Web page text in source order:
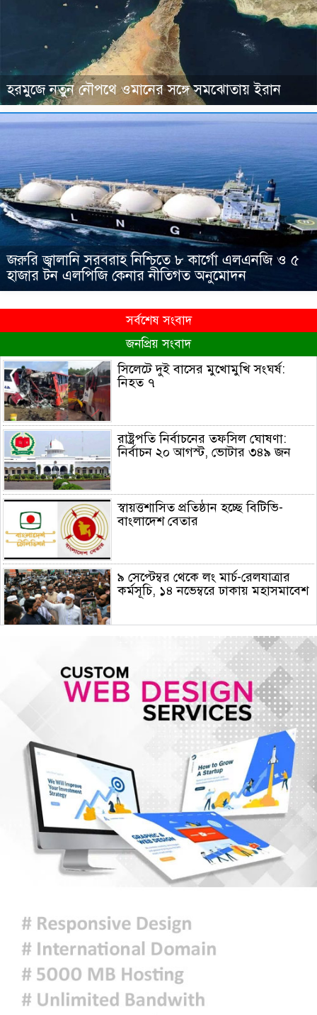
হরমুজে নতুন নৌপথে ওমানের সঙ্গে সমঝোতায় ইরান
জরুরি জ্বালানি সরবরাহ নিশ্চিতে ৮ কার্গো এলএনজি ও ৫
হাজার টন এলপিজি কেনার নীতিগত অনুমোদন
সর্বশেষ সংবাদ
জনপ্রিয় সংবাদ
সিলেটে দুই বাসের মুখোমুখি সংঘর্ষ:
নিহত ৭
রাষ্ট্রপতি নির্বাচনের তফসিল ঘোষণা:
নির্বাচন ২০ আগস্ট, ভোটার ৩৪৯ জন
স্বায়ত্তশাসিত প্রতিষ্ঠান হচ্ছে বিটিভি-
বাংলাদেশ বেতার
৯ সেপ্টেম্বর থেকে লং মার্চ-রেলযাত্রার
কর্মসূচি, ১৪ নভেম্বরে ঢাকায় মহাসমাবেশ
হরমুজে নতুন নৌপথে ওমানের সঙ্গে
জরুরি জ্বালানি সরবরাহ নিশ্চিতে ৮ কার্গো
এলএনজি ও ৫ হাজার টন এলপিজি
কেনার নীতিগত অনুমোদন
নদী দূষণ রোধে সমন্বিত পদক্ষেপ গ্রহণে
অবহেলার কোনো সুযোগ নেই : প্রধানমন্ত্রী
ঢাকা সহ ৭ অঞ্চলে দমকা বা ঝড়ো
হাওয়াসহ বৃষ্টি কিংবা বজ্রসহ বৃষ্টি হতে
আজকের রাশিফল
হাসিনাকে বক্তব্যের সুযোগ দিয়ে জুলাই
শহীদদের অসম্মান করেছে ভারত: রিজভী